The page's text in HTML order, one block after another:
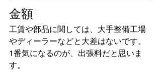
金額
工賃や部品に関しては、大手整備工場
やディーラーなどと大差はないです。
1番気になるのが、出張料だと思いま
す。